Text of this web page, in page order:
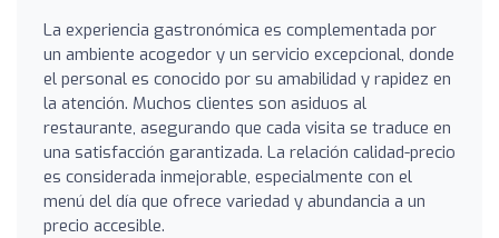
La experiencia gastronómica es complementada por
un ambiente acogedor y un servicio excepcional, donde
el personal es conocido por su amabilidad y rapidez en
la atención. Muchos clientes son asiduos al
restaurante, asegurando que cada visita se traduce en
una satisfacción garantizada. La relación calidad-precio
es considerada inmejorable, especialmente con el
menú del día que ofrece variedad y abundancia a un
precio accesible.